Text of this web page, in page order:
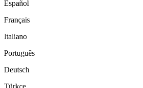
Español
Français
Italiano
Português
Deutsch